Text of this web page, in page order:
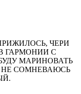
ЧЕРИ
ГАРМОНИИ С
МАРИНОВАТЬ
НЕ СОМНЕВАЮСЬ